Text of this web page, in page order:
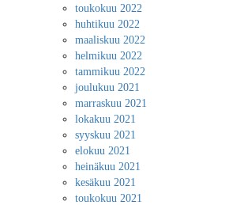
toukokuu 2022
huhtikuu 2022
maaliskuu 2022
helmikuu 2022
tammikuu 2022
joulukuu 2021
marraskuu 2021
lokakuu 2021
syyskuu 2021
elokuu 2021
heinäkuu 2021
kesäkuu 2021
toukokuu 2021